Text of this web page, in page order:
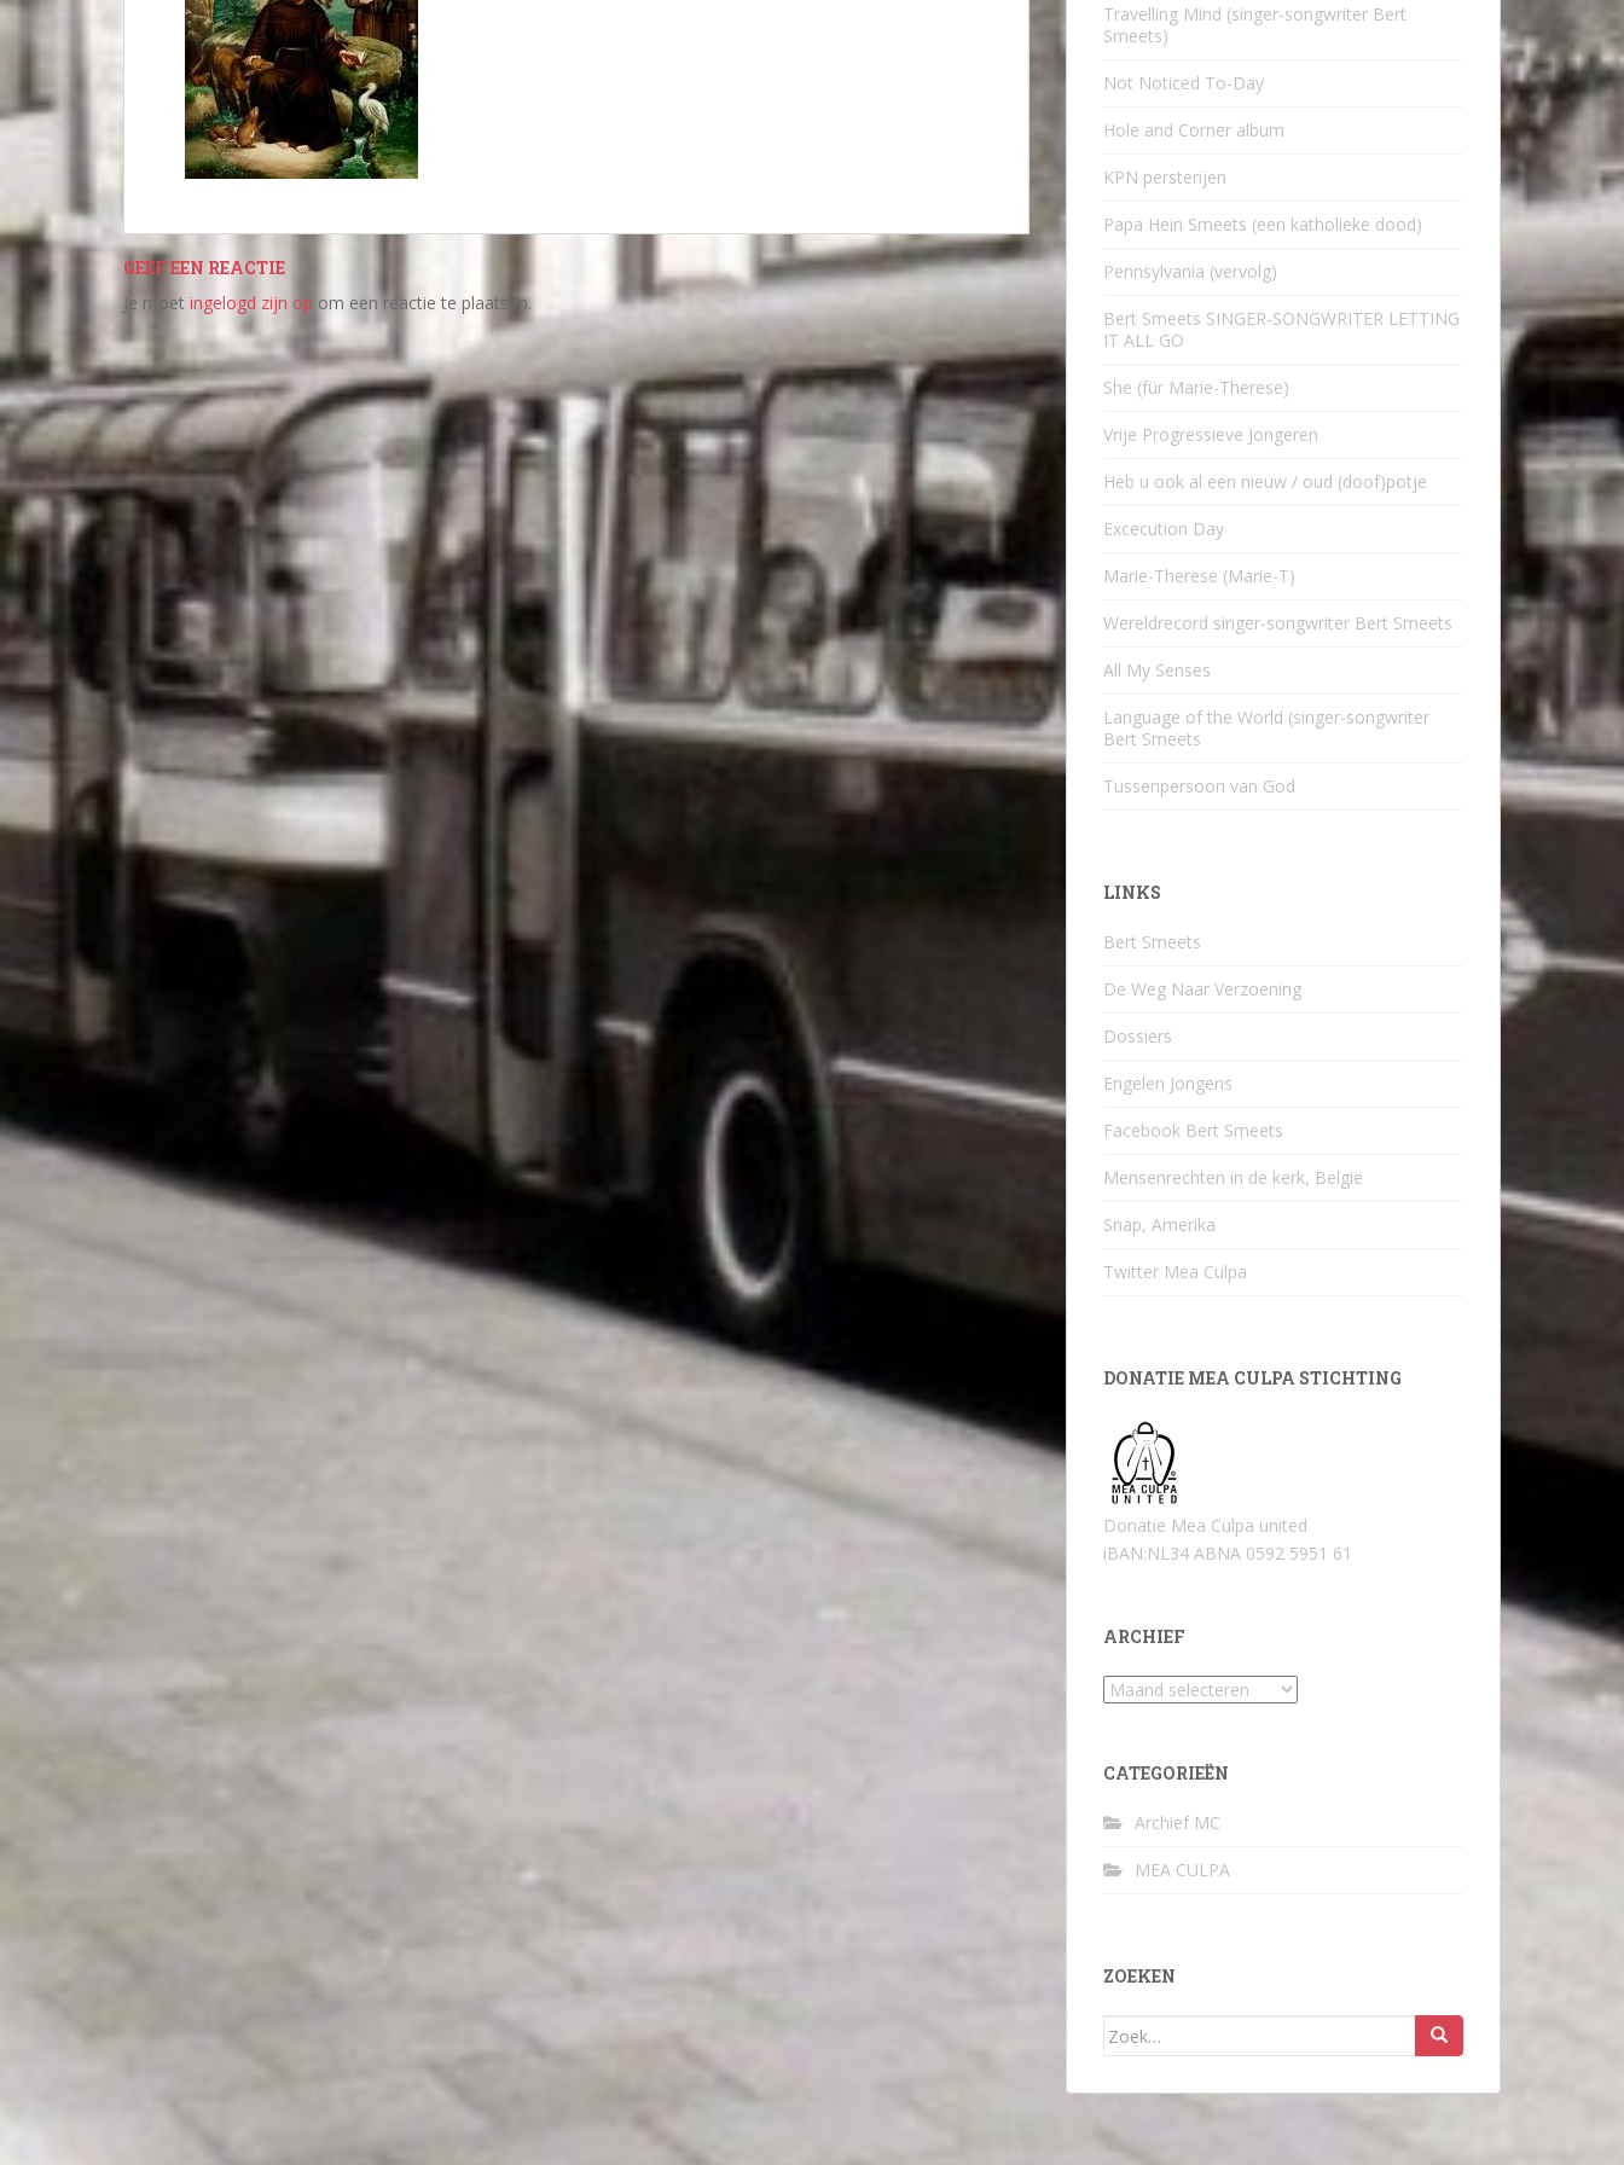
GEEF EEN REACTIE
Je moet ingelogd zijn op om een reactie te plaatsen.
Travelling Mind (singer-songwriter Bert
Smeets)
Not Noticed To-Day
Hole and Corner album
KPN persterijen
Papa Hein Smeets (een katholieke dood)
Pennsylvania (vervolg)
Bert Smeets SINGER-SONGWRITER LETTING
IT ALL GO
She (für Marie-Therese)
Vrije Progressieve Jongeren
Heb u ook al een nieuw / oud (doof)potje
Excecution Day
Marie-Therese (Marie-T)
Wereldrecord singer-songwriter Bert Smeets
All My Senses
Language of the World (singer-songwriter
Bert Smeets
Tussenpersoon van God
LINKS
Bert Smeets
De Weg Naar Verzoening
Dossiers
Engelen Jongens
Facebook Bert Smeets
Mensenrechten in de kerk, België
Snap, Amerika
Twitter Mea Culpa
DONATIE MEA CULPA STICHTING
Donatie Mea Culpa united
iBAN:NL34 ABNA 0592 5951 61
ARCHIEF
Archief
CATEGORIEËN
Archief MC
MEA CULPA
ZOEKEN
Zoek